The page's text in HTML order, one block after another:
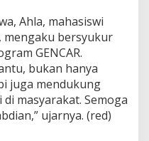
Ahla, mahasiswi
mengaku bersyukur
GENCAR.
bukan hanya
juga mendukung
masyarakat. Semoga
ujarnya. (red)